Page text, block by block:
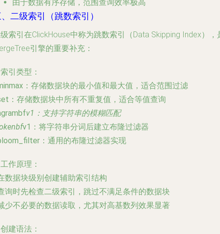
由于数据有序存储，范围查询效率极高
二级索引（跳数索引）
索引在ClickHouse中称为跳数索引
（Data Skipping Index），
引擎的重要补充：
引类型 ：
：存储数据块的最小值和最大值，适合范围过滤
：存储数据块中所有不重复值，适合等值查询
v1 ：支持字符串的模糊匹配
v1 ：将字符串分词后建立布隆过滤器
：通用的布隆过滤器实现
作原理 ：
数据块级别创建辅助索引结构
询时先检查二级索引，跳过不满足条件的数据块
少不必要的数据读取，尤其对高基数列效果显著
建语法 ：